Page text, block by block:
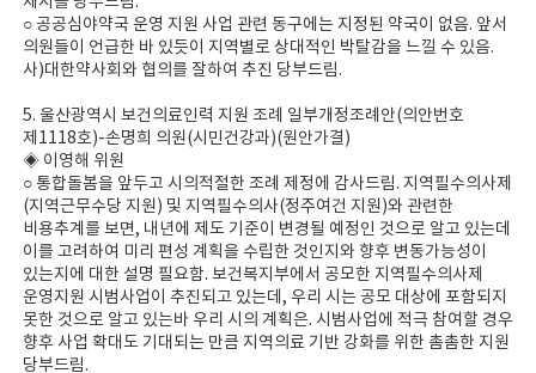
○ 공공심야약국 운영 지원 사업 관련 동구에는 지정된 약국이 없음. 앞서
의원들이 언급한 바 있듯이 지역별로 상대적인 박탈감을 느낄 수 있음.
사)대한약사회와 협의를 잘하여 추진 당부드림.
5. 울산광역시 보건의료인력 지원 조례 일부개정조례안(의안번호
제1118호)-손명희 의원(시민건강과)(원안가결)
◈ 이영해 위원
○ 통합돌봄을 앞두고 시의적절한 조례 제정에 감사드림. 지역필수의사제
(지역근무수당 지원) 및 지역필수의사(정주여건 지원)와 관련한
비용추계를 보면, 내년에 제도 기준이 변경될 예정인 것으로 알고 있는데
이를 고려하여 미리 편성 계획을 수립한 것인지와 향후 변동가능성이
있는지에 대한 설명 필요함. 보건복지부에서 공모한 지역필수의사제
운영지원 시범사업이 추진되고 있는데, 우리 시는 공모 대상에 포함되지
못한 것으로 알고 있는바 우리 시의 계획은. 시범사업에 적극 참여할 경우
향후 사업 확대도 기대되는 만큼 지역의료 기반 강화를 위한 촘촘한 지원
당부드림.